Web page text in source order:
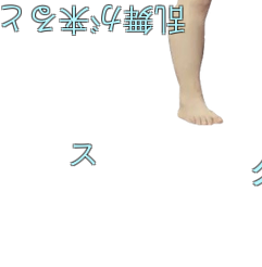
乱舞が来ると
ス